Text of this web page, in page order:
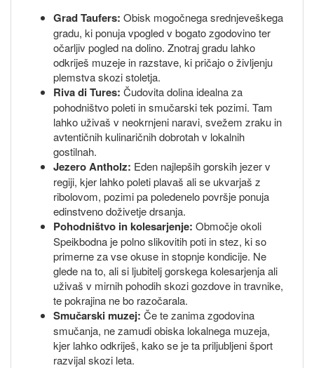
Grad Taufers: Obisk mogočnega srednjeveškega
gradu, ki ponuja vpogled v bogato zgodovino ter
očarljiv pogled na dolino. Znotraj gradu lahko
odkriješ muzeje in razstave, ki pričajo o življenju
plemstva skozi stoletja.
Riva di Tures: Čudovita dolina idealna za
pohodništvo poleti in smučarski tek pozimi. Tam
lahko uživaš v neokrnjeni naravi, svežem zraku in
avtentičnih kulinaričnih dobrotah v lokalnih
gostilnah.
Jezero Antholz: Eden najlepših gorskih jezer v
regiji, kjer lahko poleti plavaš ali se ukvarjaš z
ribolovom, pozimi pa poledenelo površje ponuja
edinstveno doživetje drsanja.
Pohodništvo in kolesarjenje: Območje okoli
Speikbodna je polno slikovitih poti in stez, ki so
primerne za vse okuse in stopnje kondicije. Ne
glede na to, ali si ljubitelj gorskega kolesarjenja ali
uživaš v mirnih pohodih skozi gozdove in travnike,
te pokrajina ne bo razočarala.
Smučarski muzej: Če te zanima zgodovina
smučanja, ne zamudi obiska lokalnega muzeja,
kjer lahko odkriješ, kako se je ta priljubljeni šport
razvijal skozi leta.